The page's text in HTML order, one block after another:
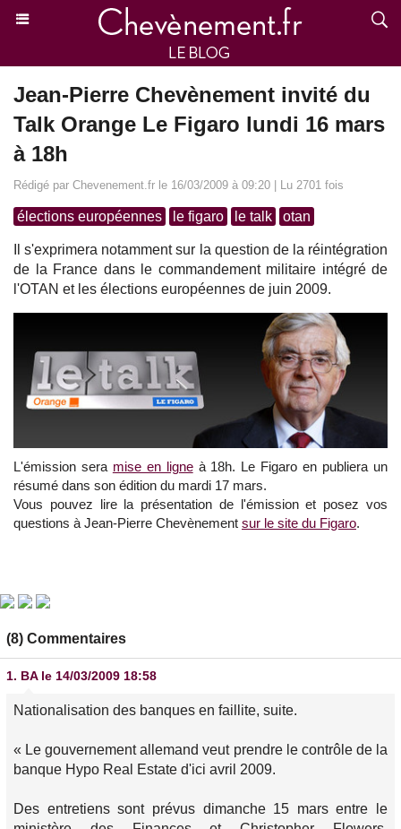
Jean-Pierre Chevènement invité du
Talk Orange Le Figaro lundi 16 mars
à 18h
Rédigé par Chevenement.fr le 16/03/2009 à 09:20 | Lu 2701 fois
élections européennes le figaro le talk otan
Il s'exprimera notamment sur la question de la réintégration
de la France dans le commandement militaire intégré de
l'OTAN et les élections européennes de juin 2009.
L'émission sera mise en ligneà 18h. Le Figaro en publiera un
résumé dans son édition du mardi 17 mars.
Vous pouvez lire la présentation de l'émission et posez vos
questions à Jean-Pierre Chevènement sur le site du Figaro.
(8) Commentaires
1. BA le 14/03/2009 18:58
Nationalisation des banques en faillite, suite.
« Le gouvernement allemand veut prendre le contrôle de la
banque Hypo Real Estate d'ici avril 2009.
Des entretiens sont prévus dimanche 15 mars entre le